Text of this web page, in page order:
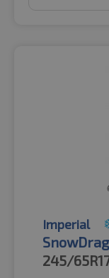
Imperial
245/